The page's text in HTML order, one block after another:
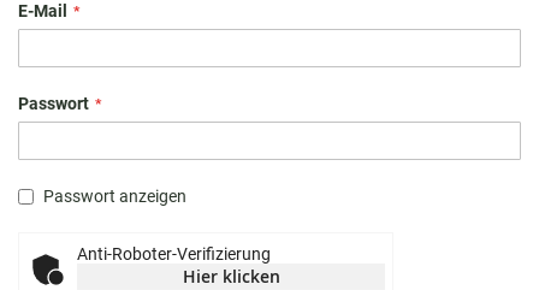
E-Mail
Passwort
Passwort anzeigen
Anti-Roboter-Verifizierung
Hier klicken